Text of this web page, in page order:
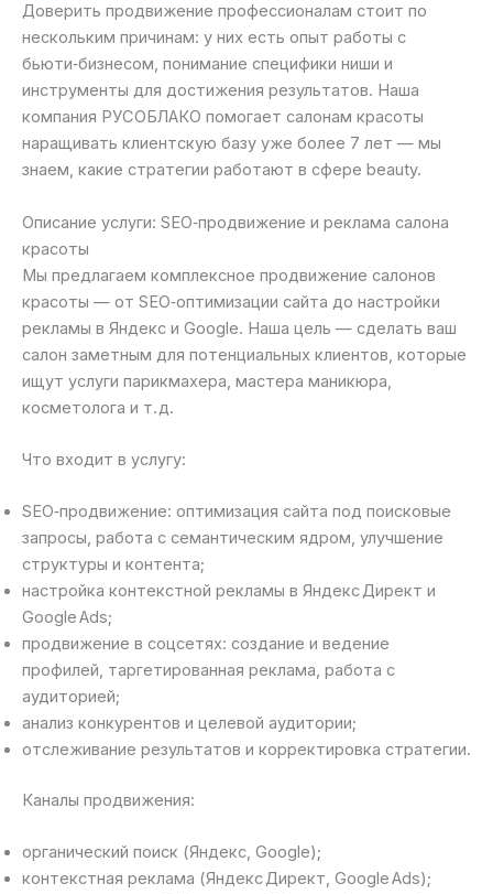
Доверить продвижение профессионалам стоит по
нескольким причинам: у них есть опыт работы с
бьюти‑бизнесом, понимание специфики ниши и
инструменты для достижения результатов. Наша
компания РУСОБЛАКО помогает салонам красоты
наращивать клиентскую базу уже более 7 лет — мы
знаем, какие стратегии работают в сфере beauty.
Описание услуги: SEO‑продвижение и реклама салона
красоты
Мы предлагаем комплексное продвижение салонов
красоты — от SEO‑оптимизации сайта до настройки
рекламы в Яндекс и Google. Наша цель — сделать ваш
салон заметным для потенциальных клиентов, которые
ищут услуги парикмахера, мастера маникюра,
косметолога и т. д.
Что входит в услугу:
SEO‑продвижение: оптимизация сайта под поисковые
запросы, работа с семантическим ядром, улучшение
структуры и контента;
настройка контекстной рекламы в Яндекс Директ и
Google Ads;
продвижение в соцсетях: создание и ведение
профилей, таргетированная реклама, работа с
аудиторией;
анализ конкурентов и целевой аудитории;
отслеживание результатов и корректировка стратегии.
Каналы продвижения:
органический поиск (Яндекс, Google);
контекстная реклама (Яндекс Директ, Google Ads);